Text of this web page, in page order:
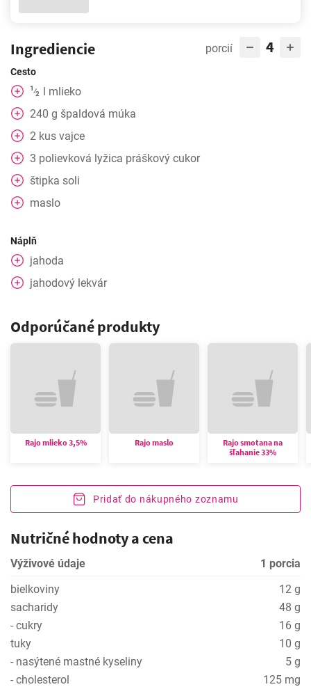
Ingrediencie porcií 4
Cesto
1⁄2 l mlieko
240 g špaldová múka
2 kus vajce
3 polievková lyžica práškový cukor
štipka soli
maslo
Náplň
jahoda
jahodový lekvár
Odporúčané produkty
Rajo mlieko 3,5% Rajo maslo
Rajo smotana na
šľahanie 33%
Pridať do nákupného zoznamu
Nutričné hodnoty a cena
Výživové údaje
1 porcia
bielkoviny
12 g
sacharidy
48 g
- cukry
16 g
tuky
10 g
- nasýtené mastné kyseliny
5 g
- cholesterol
125 mg